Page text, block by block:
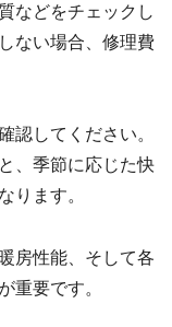
などをチェックし
ない場合、修理費
認してください。
、季節に応じた快
ります。
房性能、そして各
重要です。